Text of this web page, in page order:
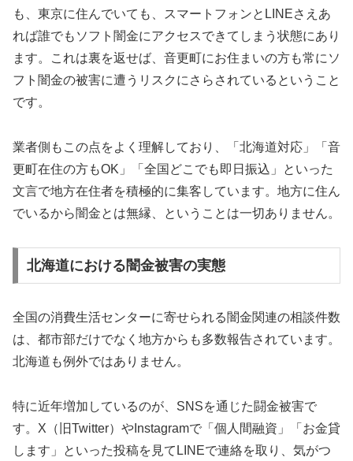
も、東京に住んでいても、スマートフォンとLINEさえあ
れば誰でもソフト闇金にアクセスできてしまう状態にあり
ます。これは裏を返せば、音更町にお住まいの方も常にソ
フト闇金の被害に遭うリスクにさらされているということ
です。
業者側もこの点をよく理解しており、「北海道対応」「音
更町在住の方もOK」「全国どこでも即日振込」といった
文言で地方在住者を積極的に集客しています。地方に住ん
でいるから闇金とは無縁、ということは一切ありません。
北海道における闇金被害の実態
全国の消費生活センターに寄せられる闇金関連の相談件数
は、都市部だけでなく地方からも多数報告されています。
北海道も例外ではありません。
特に近年増加しているのが、SNSを通じた闘金被害で
す。X（旧Twitter）やInstagramで「個人間融資」「お金貸
します」といった投稿を見てLINEで連絡を取り、気がつ